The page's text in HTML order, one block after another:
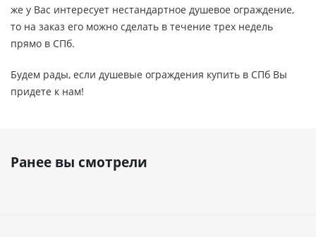
же у Вас интересует нестандартное душевое ограждение,
то на заказ его можно сделать в течение трех недель
прямо в СПб.
Будем рады, если душевые ограждения купить в СПб Вы
придете к нам!
Ранее вы смотрели